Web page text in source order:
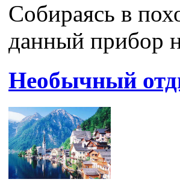
Собираясь в
данный прибор
Необычный